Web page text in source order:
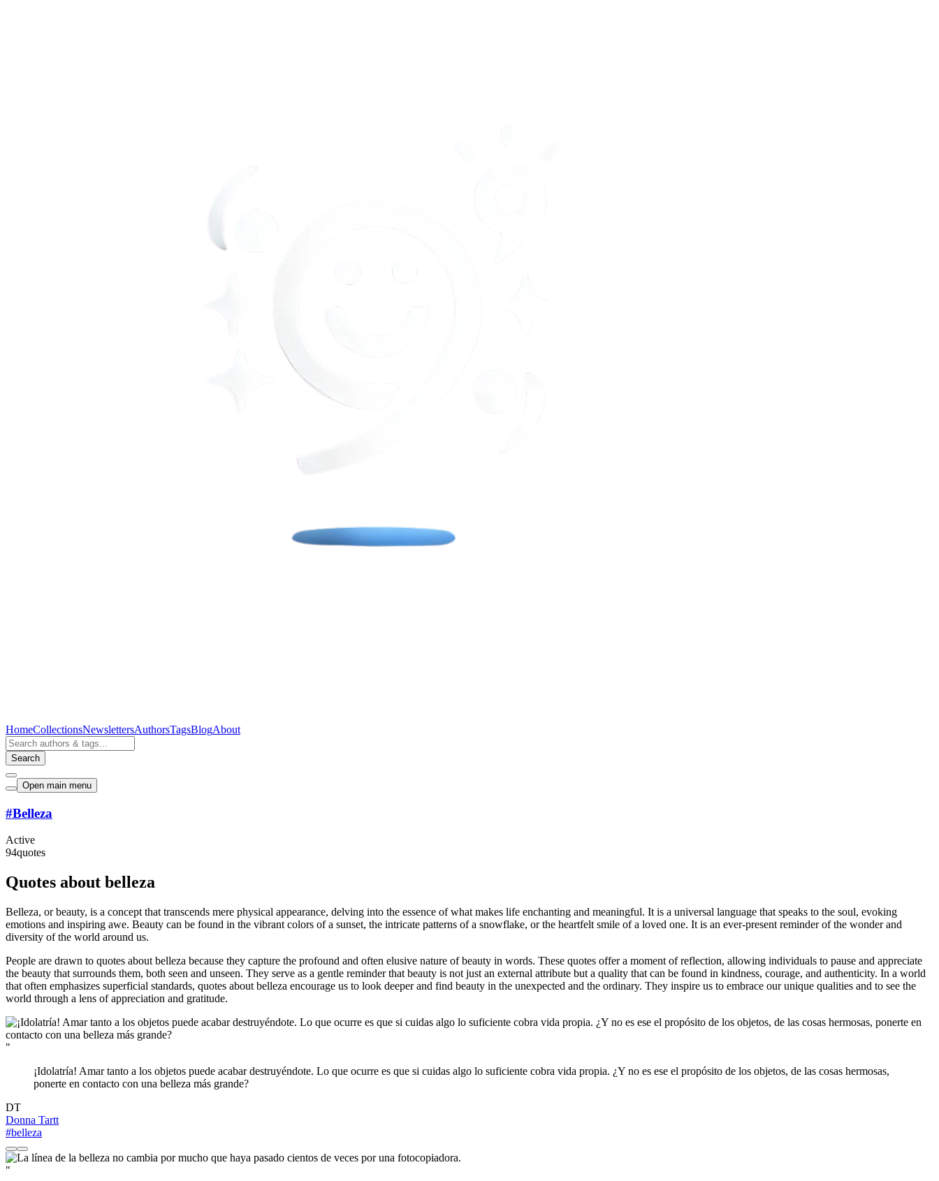
HomeCollectionsNewslettersAuthorsTagsBlogAbout
Search
Open main menu
#Belleza
Active
94quotes
Quotes about belleza
Belleza, or beauty, is a concept that transcends mere physical appearance, delving into the essence of what makes life enchanting and meaningful. It is a universal language that speaks to the soul, evoking
emotions and inspiring awe. Beauty can be found in the vibrant colors of a sunset, the intricate patterns of a snowflake, or the heartfelt smile of a loved one. It is an ever-present reminder of the wonder and
diversity of the world around us.
People are drawn to quotes about belleza because they capture the profound and often elusive nature of beauty in words. These quotes offer a moment of reflection, allowing individuals to pause and appreciate
the beauty that surrounds them, both seen and unseen. They serve as a gentle reminder that beauty is not just an external attribute but a quality that can be found in kindness, courage, and authenticity. In a world
that often emphasizes superficial standards, quotes about belleza encourage us to look deeper and find beauty in the unexpected and the ordinary. They inspire us to embrace our unique qualities and to see the
world through a lens of appreciation and gratitude.
"
¡Idolatría! Amar tanto a los objetos puede acabar destruyéndote. Lo que ocurre es que si cuidas algo lo suficiente cobra vida propia. ¿Y no es ese el propósito de los objetos, de las cosas hermosas,
ponerte en contacto con una belleza más grande?
DT
Donna Tartt
#belleza
"